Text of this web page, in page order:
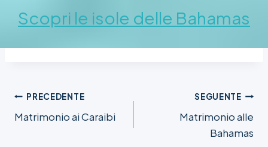
Scopri le isole delle Bahamas
Navigazione
articoli
PRECEDENTE
Matrimonio ai Caraibi
SEGUENTE
Matrimonio alle
Bahamas